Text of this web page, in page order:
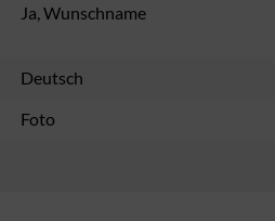
Ja , Wunschname
Deutsch
Foto